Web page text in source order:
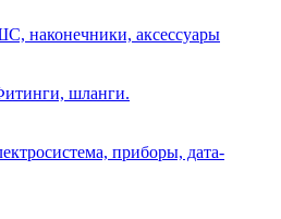
наконечники, аксессуары
шланги.
приборы, дата-